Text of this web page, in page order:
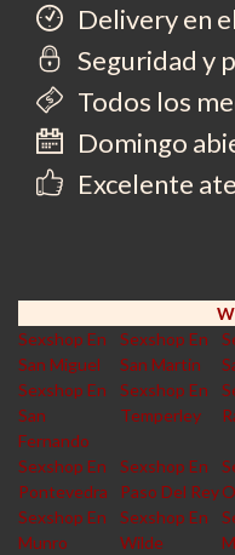
Delivery en
Seguridad y
Todos los
Domingo
Excelente
Sexshop En
San Miguel
Sexshop En
San Martin
Sexshop En
San
Fernando
Sexshop En
Temperley
Sexshop En
Pontevedra
Sexshop En
Paso Del Rey
Sexshop En
Munro
Sexshop En
Wilde